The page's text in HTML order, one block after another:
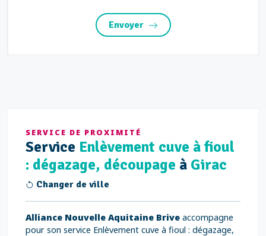
Envoyer
SERVICE DE PROXIMITÉ
Service Enlèvement cuve à fioul
: dégazage, découpage à Girac
Changer de ville
Alliance Nouvelle Aquitaine Brive accompagne
pour son service Enlèvement cuve à fioul : dégazage,